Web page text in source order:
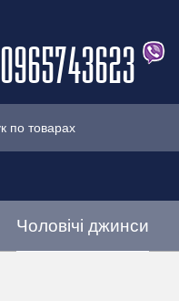
0965743623
Чоловічі джинси